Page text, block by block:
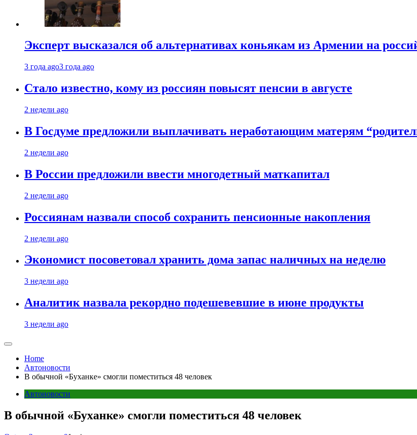
Эксперт высказался об альтернативах коньякам из Армении на
3 года ago3 года ago
Стало известно, кому из россиян повысят пенсии в августе
2 недели ago
В Госдуме предложили выплачивать неработающим матерям
2 недели ago
В России предложили ввести многодетный маткапитал
2 недели ago
Россиянам назвали способ сохранить пенсионные накопления
2 недели ago
Экономист посоветовал хранить дома запас наличных на неделю
3 недели ago
Аналитик назвала рекордно подешевевшие в июне продукты
3 недели ago
Home
Автоновости
В обычной «Буханке» смогли поместиться 48 человек
Автоновости
В обычной «Буханке» смогли поместиться 48 человек